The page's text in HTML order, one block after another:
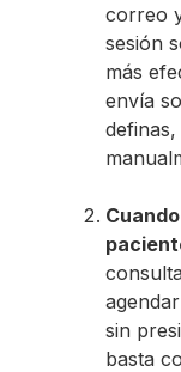
correo
sesión
más
envía
sin
basta